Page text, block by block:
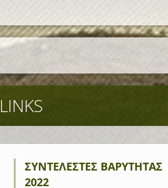
LINKS
ΣΥΝΤΕΛΕΣΤΕΣ ΒΑΡΥΤΗΤΑΣ
2022